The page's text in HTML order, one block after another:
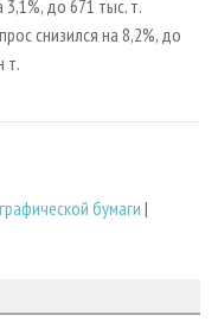
3,1%, до 671 тыс. т.
снизился на 8,2%, до
т.
бумаги|